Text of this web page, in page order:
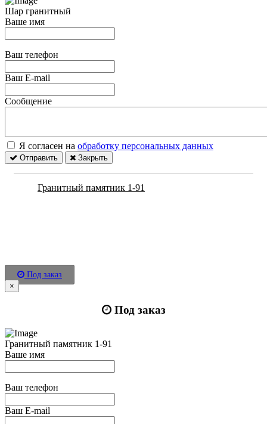
Шар гранитный
Ваше имя
Ваш телефон
Ваш E-mail
Сообщение
Я согласен на обработку персональных данных
Отправить Закрыть
Гранитный памятник 1-91
Под заказ
×
Под заказ
Гранитный памятник 1-91
Ваше имя
Ваш телефон
Ваш E-mail